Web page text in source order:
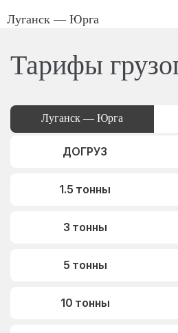
Луганск — Юрга
Тарифы
Луганск — Юрга
ДОГРУЗ
1.5 тонны
3 тонны
5 тонны
10 тонны